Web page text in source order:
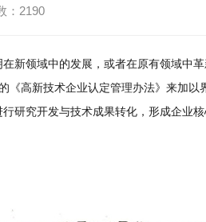
：2190
新领域中的发展，或者在原有领域中
《高新技术企业认定管理办法》来加
研究开发与技术成果转化，形成企业